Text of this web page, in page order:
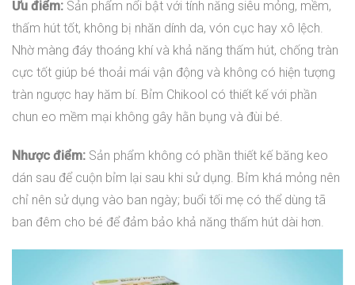
Ưu điểm: Sản phẩm nổi bật với tính năng siêu mỏng, mềm,
thấm hút tốt, không bị nhăn dính da, vón cục hay xô lệch.
Nhờ màng đáy thoáng khí và khả năng thấm hút, chống tràn
cực tốt giúp bé thoải mái vận động và không có hiện tượng
tràn ngược hay hăm bí. Bỉm Chikool có thiết kế với phần
chun eo mềm mại không gây hằn bụng và đùi bé.
Nhược điểm: Sản phẩm không có phần thiết kế băng keo
dán sau để cuộn bỉm lại sau khi sử dụng. Bỉm khá mỏng nên
chỉ nên sử dụng vào ban ngày; buổi tối mẹ có thể dùng tã
ban đêm cho bé để đảm bảo khả năng thấm hút dài hơn.